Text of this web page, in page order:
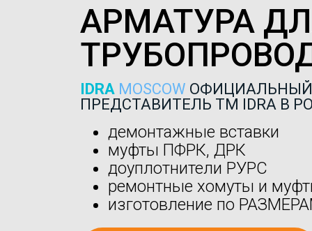
АРМАТУРА
IDRA MOSCOW ОФИЦИАЛЬНЫЙ
ПРЕДСТАВИТЕЛЬ ТМ IDRA В
демонтажные вставки
муфты ПФРК, ДРК
доуплотнители РУРС
ремонтные хомуты и
изготовление по